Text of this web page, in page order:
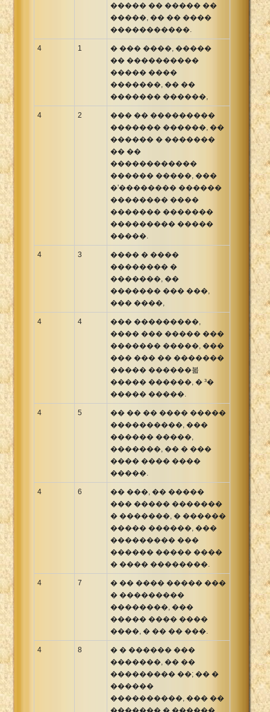
����� �� ����� ��
�����, �� �� ����
�����������.
4 1
� ��� ����, �����
�� ����������
����� ����
�������, �� ��
������� ������,
4 2
��� �� ���������
������� ������, ��
������ � �������
�� ��
������������
������ �����, ���
�'�������� ������
�������� ����
������� �������
��������� �����
�����.
4 3
���� � ����
�������� �
�������, ��
������� ��� ���,
��� ����,
4 4
��� ���������,
���� ��� ����� ���
������� �����, ���
��� ��� �� �������
����� ������볿
����� ������, � ³�
����� �����.
4 5
�� �� �� ���� �����
����������, ���
������ �����,
�������, �� � ���
���� ���� ����
�����.
4 6
�� ���, �� �����
��� ����� �������
� �������, � ������
����� ������, ���
��������� ���
������ ����� ����
� ���� ��������.
4 7
� �� ���� ����� ���
� ���������
��������, ���
����� ���� ����
����, � �� �� ���.
4 8
� � ������ ���
�������, �� ��
��������� ��; �� �
������
����������, ��� ��
������� � ������.